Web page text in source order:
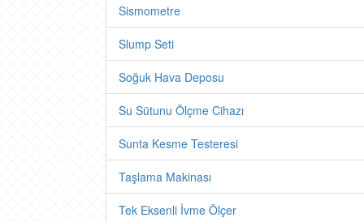
Sismometre
Slump Seti
Soğuk Hava Deposu
Su Sütunu Ölçme Cihazı
Sunta Kesme Testeresi
Taşlama Makinası
Tek Eksenli İvme Ölçer